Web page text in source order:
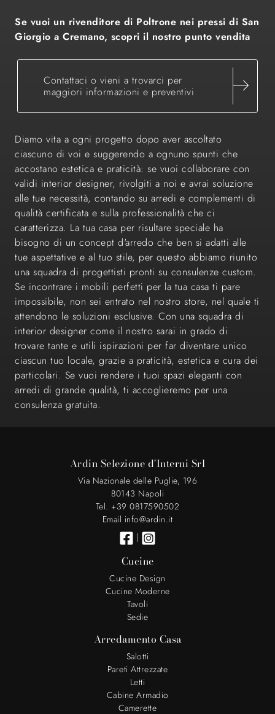
Se vuoi un rivenditore di Poltrone nei pressi di San
Giorgio a Cremano, scopri il nostro punto vendita
Contattaci o vieni a trovarci per
maggiori informazioni e preventivi
Diamo vita a ogni progetto dopo aver ascoltato
ciascuno di voi e suggerendo a ognuno spunti che
accostano estetica e praticità: se vuoi collaborare con
validi interior designer, rivolgiti a noi e avrai soluzione
alle tue necessità, contando su arredi e complementi di
qualità certificata e sulla professionalità che ci
caratterizza. La tua casa per risultare speciale ha
bisogno di un concept d'arredo che ben si adatti alle
tue aspettative e al tuo stile, per questo abbiamo riunito
una squadra di progettisti pronti su consulenze custom.
Se incontrare i mobili perfetti per la tua casa ti pare
impossibile, non sei entrato nel nostro store, nel quale ti
attendono le soluzioni esclusive. Con una squadra di
interior designer come il nostro sarai in grado di
trovare tante e utili ispirazioni per far diventare unico
ciascun tuo locale, grazie a praticità, estetica e cura dei
particolari. Se vuoi rendere i tuoi spazi eleganti con
arredi di grande qualità, ti accoglieremo per una
consulenza gratuita.
Ardin Selezione d'Interni Srl
Via Nazionale delle Puglie, 196
80143 Napoli
Tel. +39 0817590502
Email info@ardin.it
|
Cucine
Cucine Design
Cucine Moderne
Tavoli
Sedie
Arredamento Casa
Salotti
Pareti Attrezzate
Letti
Cabine Armadio
Camerette